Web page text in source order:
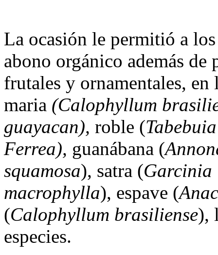
La ocasión le permitió a
abono orgánico además de
frutales y ornamentales, en
maria (Calophyllum
guayacan), roble (
Ferrea), guanábana (
squamosa), satra (Garcinia
macrophylla), espave (
(Calophyllum brasiliense),
especies.